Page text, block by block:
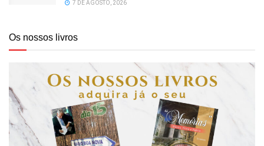
7 DE AGOSTO, 2026
Os nossos livros